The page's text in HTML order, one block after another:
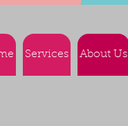
Services About Us